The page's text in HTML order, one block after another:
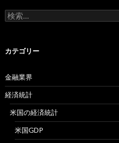
検
索:
カテゴリー
金融業界
経済統計
米国の経済統計
米国GDP